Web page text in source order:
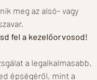
meg az alsó- vagy
fel a kezelőorvosod!
a legalkalmasabb,
épségéről, mint a